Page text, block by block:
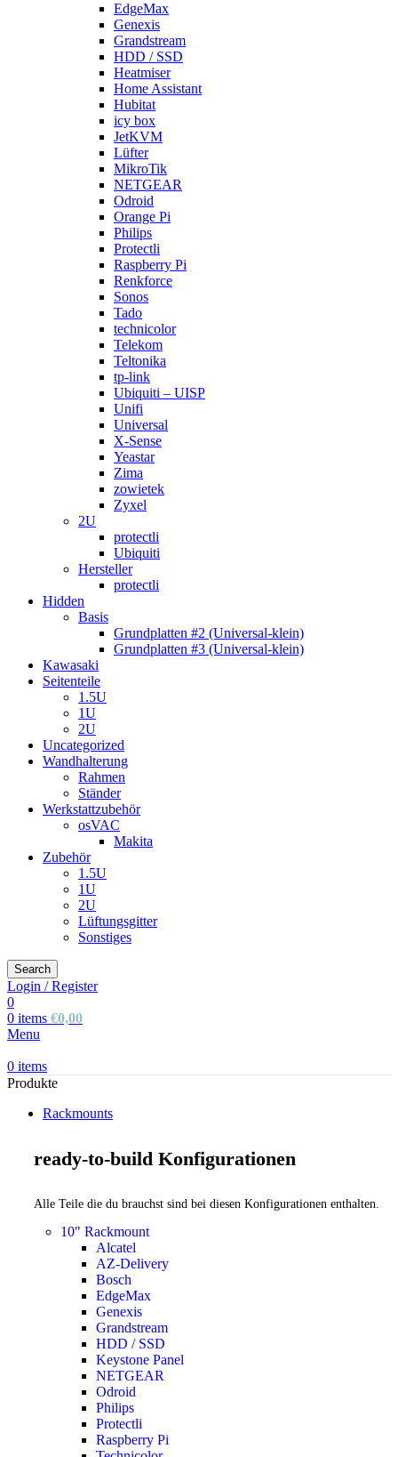
EdgeMax
Genexis
Grandstream
HDD / SSD
Heatmiser
Home Assistant
Hubitat
icy box
JetKVM
Lüfter
MikroTik
NETGEAR
Odroid
Orange Pi
Philips
Protectli
Raspberry Pi
Renkforce
Sonos
Tado
technicolor
Telekom
Teltonika
tp-link
Ubiquiti – UISP
Unifi
Universal
X-Sense
Yeastar
Zima
zowietek
Zyxel
2U
protectli
Ubiquiti
Hersteller
protectli
Hidden
Basis
Grundplatten #2 (Universal-klein)
Grundplatten #3 (Universal-klein)
Kawasaki
Seitenteile
1.5U
1U
2U
Uncategorized
Wandhalterung
Rahmen
Ständer
Werkstattzubehör
osVAC
Makita
Zubehör
1.5U
1U
2U
Lüftungsgitter
Sonstiges
Search
Login / Register
0
0 items €0,00
Menu
0 items
Produkte
Rackmounts
ready-to-build Konfigurationen
Alle Teile die du brauchst sind bei diesen Konfigurationen enthalten.
10" Rackmount
Alcatel
AZ-Delivery
Bosch
EdgeMax
Genexis
Grandstream
HDD / SSD
Keystone Panel
NETGEAR
Odroid
Philips
Protectli
Raspberry Pi